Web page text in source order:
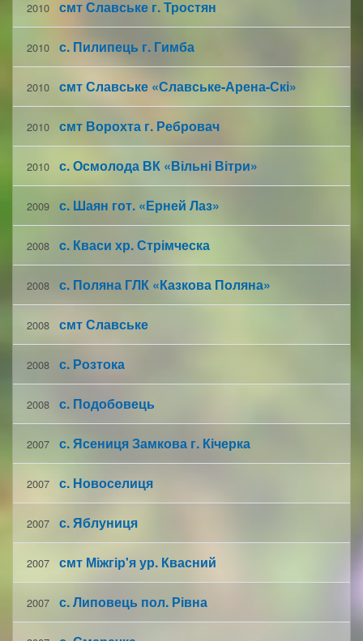
2010 смт Славське г. Тростян
2010 с. Пилипець г. Гимба
2010 смт Славське «Славське-Арена-Скі»
2010 смт Ворохта г. Ребровач
2010 с. Осмолода ВК «Вільні Вітри»
2009 с. Шаян гот. «Ерней Лаз»
2008 c. Кваси хр. Стрімческа
2008 с. Поляна ГЛК «Казкова Поляна»
2008 смт Славське
2008 с. Розтока
2008 с. Подобовець
2007 с. Ясениця Замкова г. Кічерка
2007 с. Новоселиця
2007 с. Яблуниця
2007 смт Міжгір'я ур. Квасний
2007 с. Липовець пол. Рівна